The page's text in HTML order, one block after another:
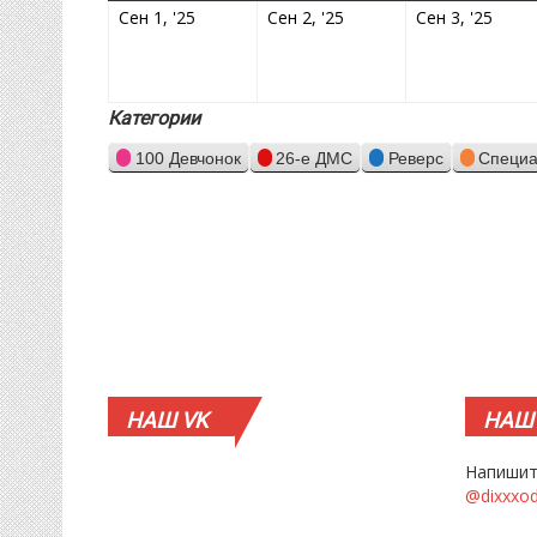
Сен 1, '25 01.09.2025Сен 2, '25 02.09.2025Сен 3, '25
Категории
100 Девчонок 26-е ДМС Реверс
НАШVK НАШ